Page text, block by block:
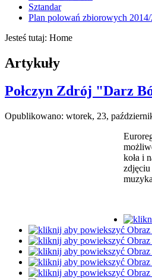
Sztandar
Plan polowań zbiorowych
Jesteś tutaj: Home
Artykuły
Połczyn Zdrój "Darz
Opublikowano: wtorek, 23,
koła i
zdjęciu